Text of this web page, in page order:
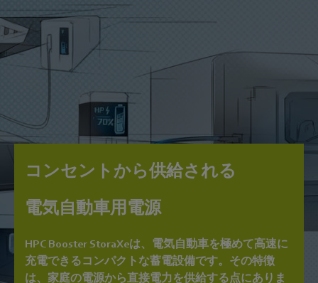
コンセントから供給される
電気自動車用電源
HPC Booster StoraXeは、電気自動車を極めて高速に
充電できるコンパクトな蓄電設備です。その特徴
は、家庭の電源から直接電力を供給する点にありま